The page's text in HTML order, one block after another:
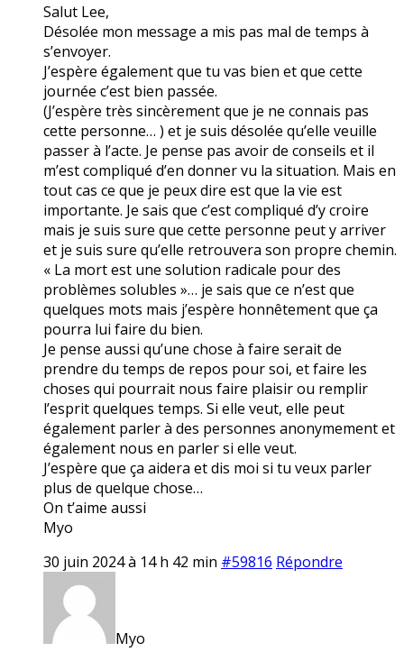
Salut Lee,
Désolée mon message a mis pas mal de temps à
s’envoyer.
J’espère également que tu vas bien et que cette
journée c’est bien passée.
(J’espère très sincèrement que je ne connais pas
cette personne… ) et je suis désolée qu’elle veuille
passer à l’acte. Je pense pas avoir de conseils et il
m’est compliqué d’en donner vu la situation. Mais en
tout cas ce que je peux dire est que la vie est
importante. Je sais que c’est compliqué d’y croire
mais je suis sure que cette personne peut y arriver
et je suis sure qu’elle retrouvera son propre chemin.
« La mort est une solution radicale pour des
problèmes solubles »… je sais que ce n’est que
quelques mots mais j’espère honnêtement que ça
pourra lui faire du bien.
Je pense aussi qu’une chose à faire serait de
prendre du temps de repos pour soi, et faire les
choses qui pourrait nous faire plaisir ou remplir
l’esprit quelques temps. Si elle veut, elle peut
également parler à des personnes anonymement et
également nous en parler si elle veut.
J’espère que ça aidera et dis moi si tu veux parler
plus de quelque chose…
On t’aime aussi
Myo
30 juin 2024 à 14 h 42 min #59816 Répondre
Myo